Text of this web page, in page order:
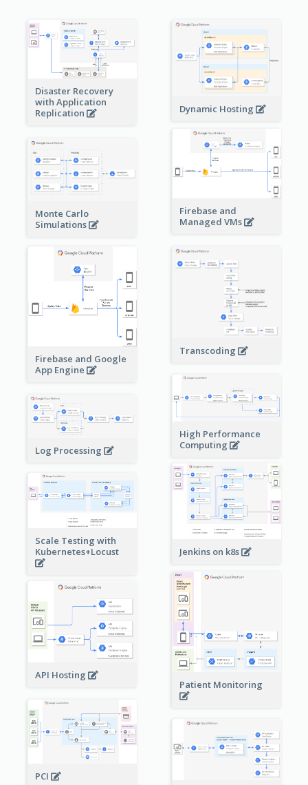
Disaster Recovery
with Application
Replication
Dynamic Hosting
Firebase and
Managed VMs
Monte Carlo
Simulations
Firebase and Google
App Engine
Transcoding
High Performance
Computing
Log Processing
Jenkins on k8s
Scale Testing with
Kubernetes+Locust
Patient Monitoring
API Hosting
PCI